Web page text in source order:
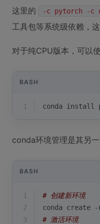
这里的 -c pytorch -c
工具包等系统级依赖，
对于纯CPU版本，可以
BASH
1 conda install
conda环境管理是其另
BASH
1
# 创建新环境
2
conda create -
3
# 激活环境